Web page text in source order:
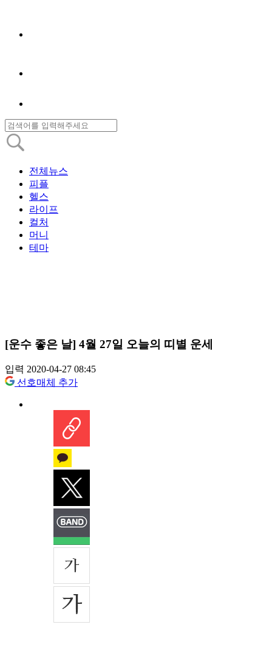
전체뉴스
피플
헬스
라이프
컬처
머니
테마
[운수 좋은 날] 4월 27일 오늘의 띠별 운세
입력 2020-04-27 08:45
선호매체 추가